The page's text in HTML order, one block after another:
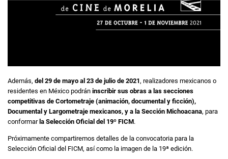
Además, del 29 de mayo al 23 de julio de 2021, realizadores mexicanos o
residentes en México podrán inscribir sus obras a las secciones
competitivas de Cortometraje (animación, documental y ficción),
Documental y Largometraje mexicanos, y a la Sección Michoacana, para
conformar la Selección Oficial del 19º FICM.
Próximamente compartiremos detalles de la convocatoria para la
Selección Oficial del FICM, así como la imagen de la 19ª edición.